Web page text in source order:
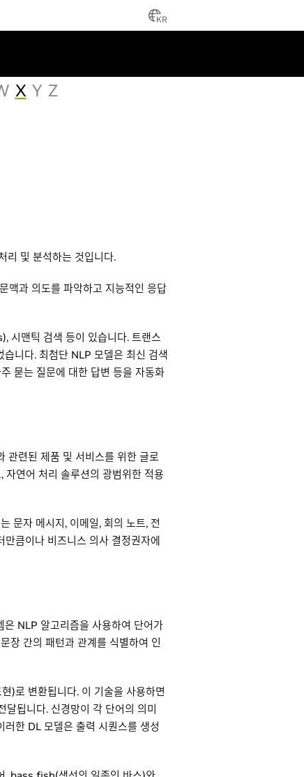
KR
X Y Z
리 및 분석하는 것입니다.
맥과 의도를 파악하고 지능적인 응답
시맨틱 검색 등이 있습니다. 트랜스
니다. 최첨단 NLP 모델은 최신 검색
묻는 질문에 대한 답변 등을 자동화
관련된 제품 및 서비스를 위한 글로
연어 처리 솔루션의 광범위한 적용
문자 메시지, 이메일, 회의 노트, 전
큼이나 비즈니스 의사 결정권자에
NLP 알고리즘을 사용하여 단어가
장 간의 패턴과 관계를 식별하여 인
)로 변환됩니다. 이 기술을 사용하면
달됩니다. 신경망이 각 단어의 의미
러한 DL 모델은 출력 시퀀스를 생성